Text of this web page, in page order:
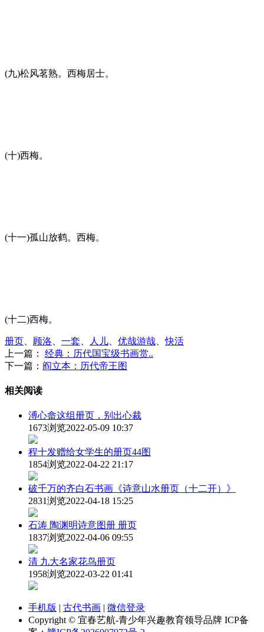
(九)松风茗熟。西梅居士。
(十)西梅。
(十一)孤山放鹤。西梅。
(十二)西梅。
册页 顾洛 一套 人儿 优哉游哉 、快活
上一篇：
经典：历代国宝级书画赏..
下一篇： 阎立本：历代帝王图
相关阅读
溥心畲这组册页，别出心裁
1673浏览2022-05-09 10:37
程十发赠给女学生的册页44图
1854浏览2022-04-22 21:17
破千万的齐白石书画《诗意山水册页（十二开）》
2831浏览2022-04-18 15:25
石涛 陶渊明诗意图册 册页
1837浏览2022-04-06 09:55
清 九大名家花鸟册页
1958浏览2022-03-22 01:41
手机版 | 古代书画 | 微信登录
Copyright © 宜春艺航-青少年兴趣教育领导品牌 ICP备